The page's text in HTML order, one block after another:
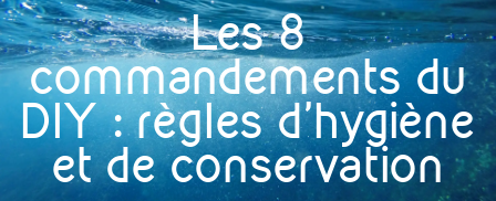
Les 8
commandements du
DIY : règles d’hygiène
et de conservation